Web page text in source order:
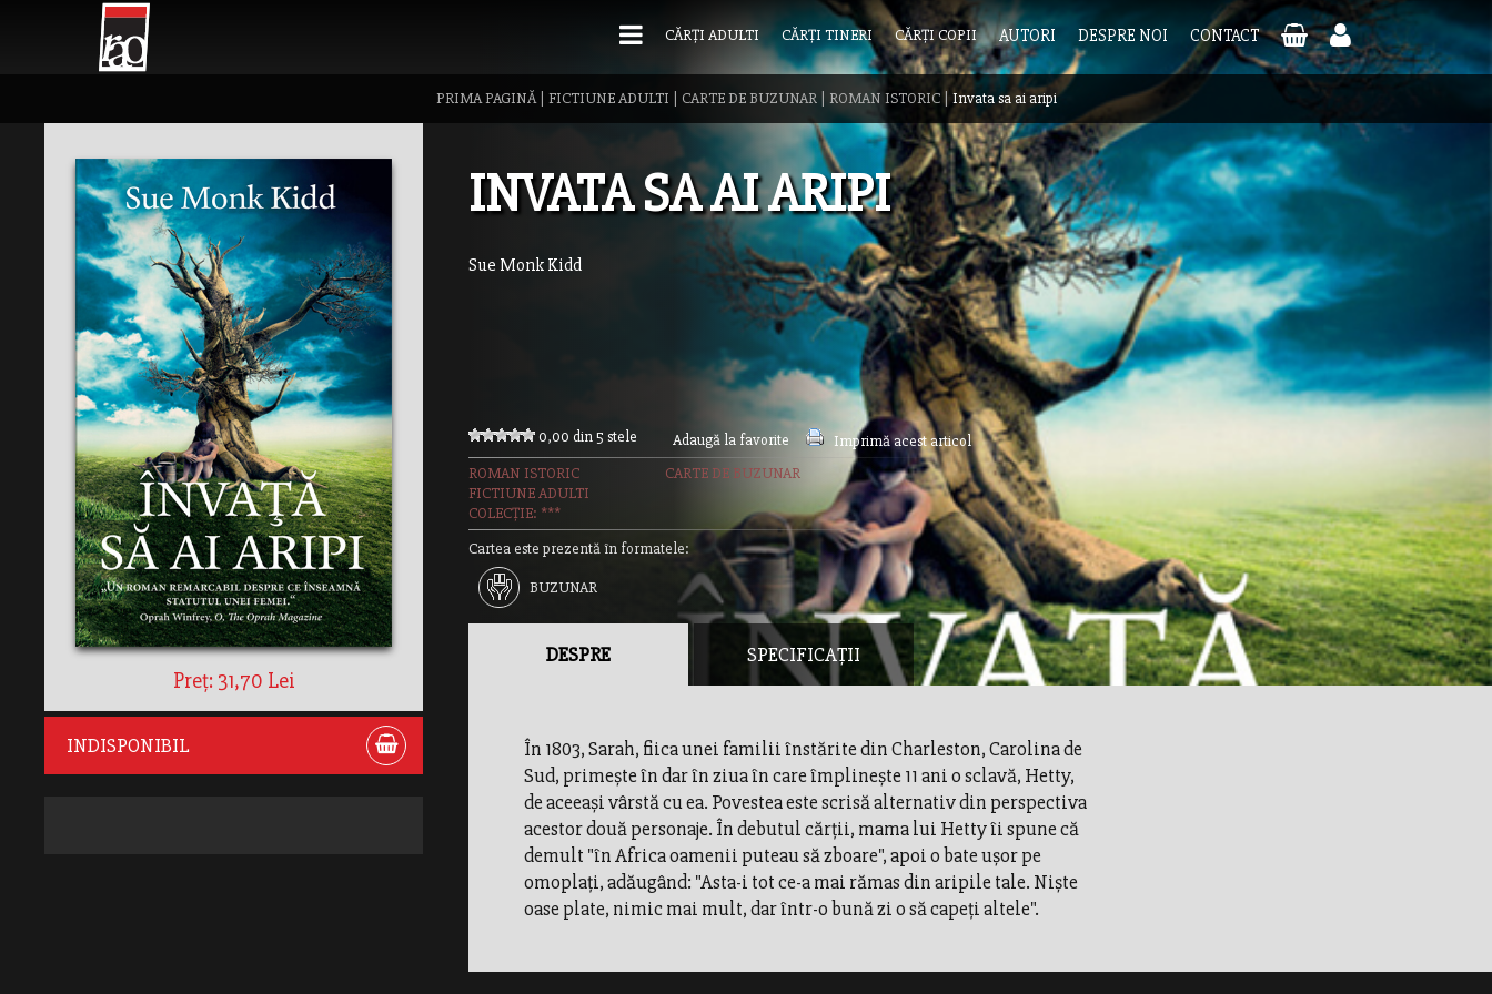
CĂRȚI ADULTI CĂRȚI TINERI CĂRȚI COPII AUTORI DESPRE NOI CONTACT
PRIMA PAGINĂ| FICTIUNE ADULTI CARTE DE BUZUNAR| ROMAN ISTORIC|Invata sa ai aripi
Preț: 31,70 Lei
INDISPONIBIL
INVATA SA AI ARIPI
Sue Monk Kidd
0,00 din 5 stele Adaugă la favorite
Imprimă acest articol
ROMAN ISTORIC
CARTE DE BUZUNAR
FICTIUNE ADULTI
COLECȚIE: ***
Cartea este prezentă în formatele:
BUZUNAR
DESPRE SPECIFICAȚII
În 1803, Sarah, fiica unei familii înstărite din Charleston, Carolina de
Sud, primeşte în dar în ziua în care împlineşte 11 ani o sclavă, Hetty,
de aceeaşi vârstă cu ea. Povestea este scrisă alternativ din perspectiva
acestor două personaje. În debutul cărţii, mama lui Hetty îi spune că
demult "în Africa oamenii puteau să zboare", apoi o bate uşor pe
omoplaţi, adăugând: "Asta-i tot ce-a mai rămas din aripile tale. Nişte
oase plate, nimic mai mult, dar într-o bună zi o să capeţi altele".